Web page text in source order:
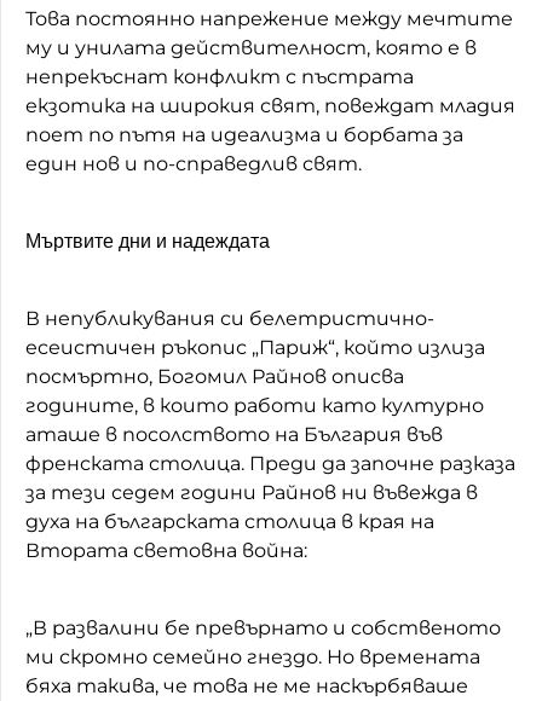
Това постоянно напрежение между мечтите
му и унилата действителност, която е в
непрекъснат конфликт с пъстрата
екзотика на широкия свят, повеждат младия
поет по пътя на идеализма и борбата за
един нов и по-справедлив свят.
Мъртвите дни и надеждата
В непубликувания си белетристично-
есеистичен ръкопис „Париж“, който излиза
посмъртно, Богомил Райнов описва
годините, в които работи като културно
аташе в посолството на България във
френската столица. Преди да започне разказа
за тези седем години Райнов ни въвежда в
духа на българската столица в края на
Втората световна война:
„В развалини бе превърнато и собственото
ми скромно семейно гнездо. Но времената
бяха такива, че това не ме наскърбяваше